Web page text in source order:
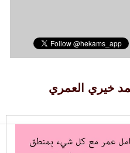
خيري العمري